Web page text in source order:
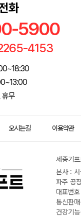
화
5900
4153
휴무
오시는길 이용약관
세종기
본사 :
파주 공
대표번
통신판
건강기